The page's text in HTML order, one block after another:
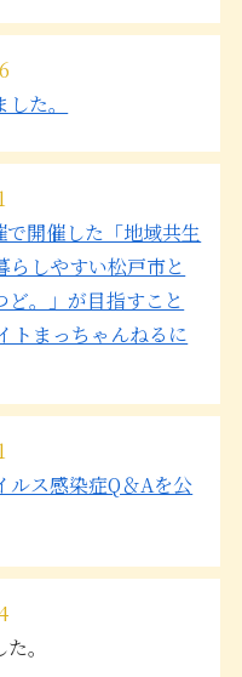
た。
開催した「地域共生
らしやすい松戸市と
。」が目指すこと
トまっちゃんねるに
ルス感染症Q＆Aを公
。